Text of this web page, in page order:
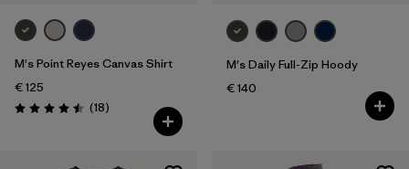
M's Point Reyes Canvas Shirt
€ 125
Valutazione: 4.5 / 5
(18Recensioni
)
M's Daily Full-Zip Hoody
€ 140